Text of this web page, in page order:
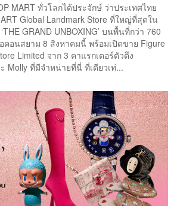
MART ทั่วโลกได้ประจักษ์ ว่าประเทศไทย
Global Landmark Store ที่ใหญ่ที่สุดใน
GRAND UNBOXING’ บนพื้นที่กว่า 760
คอนสยาม 8 สิงหาคมนี้ พร้อมเปิดขาย Figure
Limited จาก 3 คาแรกเตอร์ตัวตึง
Molly ที่มีจำหน่ายที่นี่ ที่เดียวเท่...